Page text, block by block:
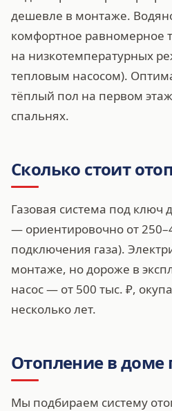
дешевле в монтаже.
комфортное равномерное
на низкотемпературных
тепловым насосом).
тёплый пол на первом
спальнях.
Сколько стоит
Газовая система под ключ
— ориентировочно от
подключения газа).
монтаже, но дороже в
насос — от 500 тыс. ₽,
несколько лет.
Отопление в доме
Мы подбираем систему